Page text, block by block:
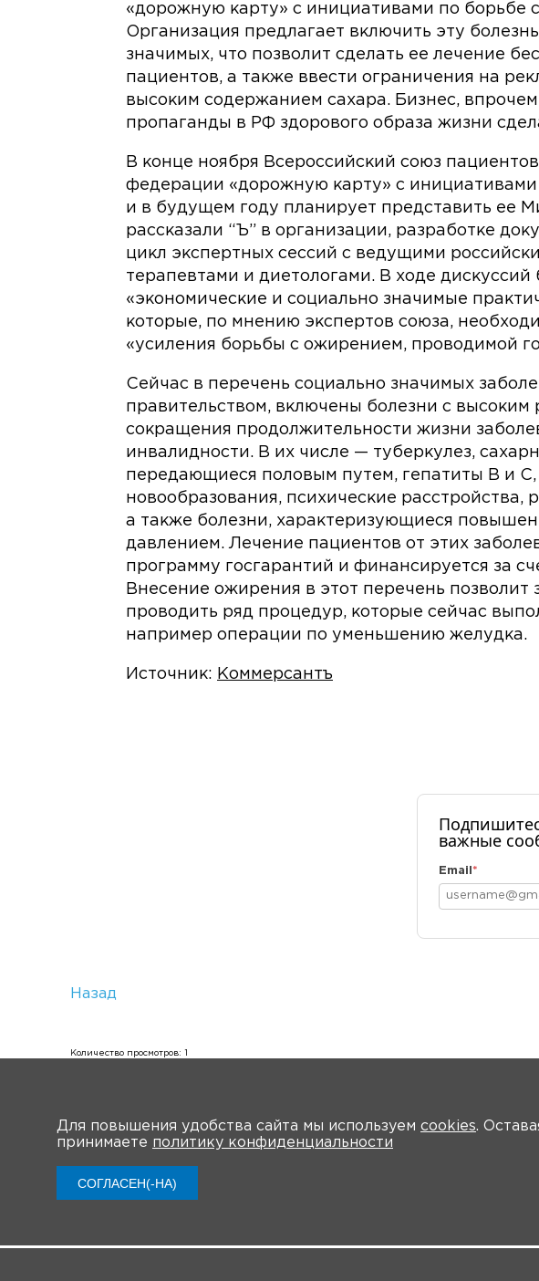
«дорожную карту» с инициативами по борьбе
Организация предлагает включить эту
значимых, что позволит сделать ее лечение
пациентов, а также ввести ограничения на
высоким содержанием сахара. Бизнес,
пропаганды в РФ здорового образа жизни
В конце ноября Всероссийский союз
федерации «дорожную карту» с
и в будущем году планирует представить ее
рассказали “Ъ” в организации, разработке
цикл экспертных сессий с ведущими
терапевтами и диетологами. В ходе
«экономические и социально значимые
которые, по мнению экспертов союза,
«усиления борьбы с ожирением, проводимой
Сейчас в перечень социально значимых
правительством, включены болезни с высоким
сокращения продолжительности жизни
инвалидности. В их числе — туберкулез,
передающиеся половым путем, гепатиты В и С,
новообразования, психические расстройства,
а также болезни, характеризующиеся
давлением. Лечение пациентов от этих
программу госгарантий и финансируется за
Внесение ожирения в этот перечень позволит
проводить ряд процедур, которые сейчас
например операции по уменьшению желудка.
Источник: Коммерсантъ
важные
Email *
Назад
Количество просмотров: 1
Для повышения удобства сайта мы используем cookies.
принимаете политику конфиденциальности
СОГЛАСЕН(-НА)